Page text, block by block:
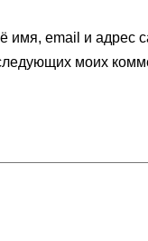
имя, email и адрес
моих